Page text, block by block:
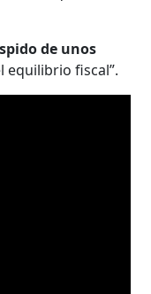
de unos
equilibrio fiscal”.